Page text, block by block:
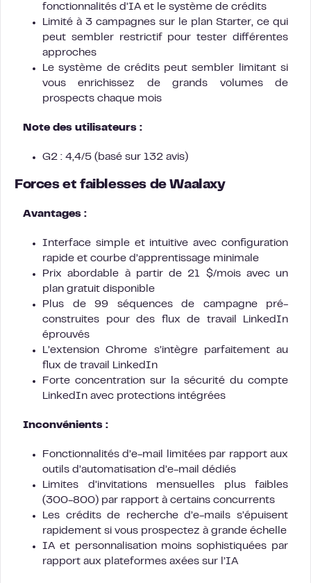
fonctionnalités d’IA et le système de crédits
Limité à 3 campagnes sur le plan Starter, ce qui
peut sembler restrictif pour tester différentes
approches
Le système de crédits peut sembler limitant si
vous enrichissez de grands volumes de
prospects chaque mois
Note des utilisateurs :
G2 : 4,4/5 (basé sur 132 avis)
Forces et faiblesses de Waalaxy
Avantages :
Interface simple et intuitive avec configuration
rapide et courbe d’apprentissage minimale
Prix abordable à partir de 21 $/mois avec un
plan gratuit disponible
Plus de 99 séquences de campagne pré-
construites pour des flux de travail LinkedIn
éprouvés
L’extension Chrome s’intègre parfaitement au
flux de travail LinkedIn
Forte concentration sur la sécurité du compte
LinkedIn avec protections intégrées
Inconvénients :
Fonctionnalités d’e-mail limitées par rapport aux
outils d’automatisation d’e-mail dédiés
Limites d’invitations mensuelles plus faibles
(300-800) par rapport à certains concurrents
Les crédits de recherche d’e-mails s’épuisent
rapidement si vous prospectez à grande échelle
IA et personnalisation moins sophistiquées par
rapport aux plateformes axées sur l’IA